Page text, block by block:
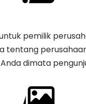
pemilik
tentang
dimata